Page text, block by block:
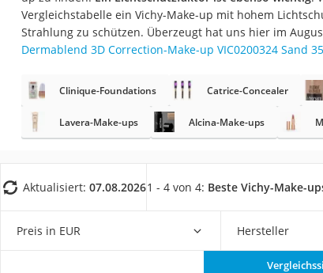
Katzenklappe
leichter
Philips-
Service
Vergleichstabelle ein Vichy-Make-up mit hohem
Strahlung zu schützen. Überzeugt hat uns hier im
Dermablend 3D Correction-Make-up VIC0200324 Sand 35
Clinique-Foundations Catrice-Concealer
Lavera-Make-ups Alcina-Make-ups
Aktualisiert: 07.08.20261 - 4 von 4: Beste Vichy-Make-
Preis in EUR Hersteller